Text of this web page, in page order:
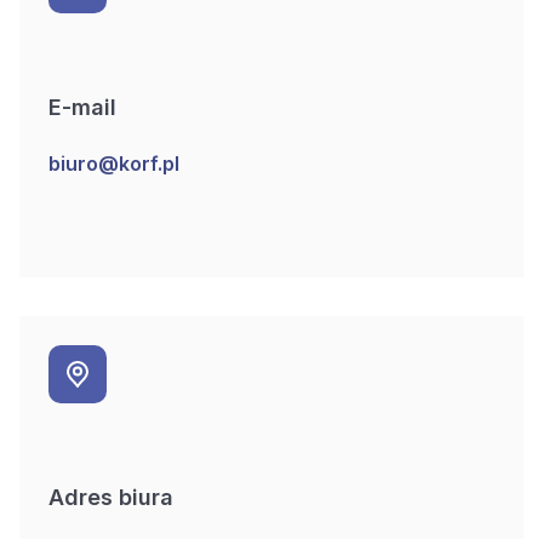
E-mail
biuro@korf.pl
Adres biura